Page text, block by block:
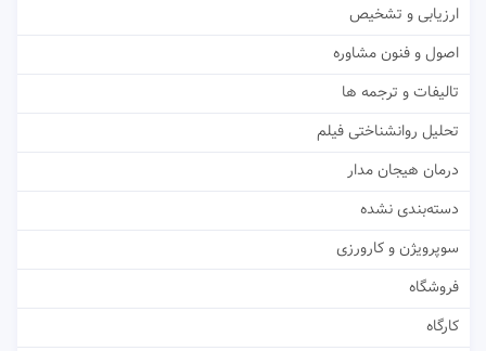
ارزیابی و تشخیص
اصول و فنون مشاوره
تالیفات و ترجمه ها
تحلیل روانشناختی فیلم
درمان هیجان مدار
دسته‌بندی نشده
سوپرویژن و کارورزی
فروشگاه
کارگاه